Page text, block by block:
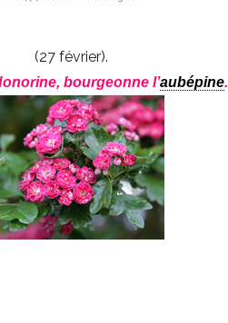
(27 février).
bourgeonne l’aubépine.